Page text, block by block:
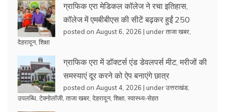
ग्राफिक एरा मेडिकल कॉलेज ने रचा इतिहास,
कॉलेज में एमबीबीएस की सीटें बढ़कर हुईं 250
posted on August 6, 2026 | underताजा खबर
देहरादून, शिक्षा
ग्राफिक एरा में डॉक्टर्स एंड डेवलपर्स मीट, मरीजों की
समस्याएं दूर करने को ऐप बनाएंगे छात्र
posted on August 4, 2026 | underउत्तराखंड
उपलब्धि टेक्नोलॉजी ताजा खबर देहरादून, शिक्षा स्वास्थ्य-सेहत